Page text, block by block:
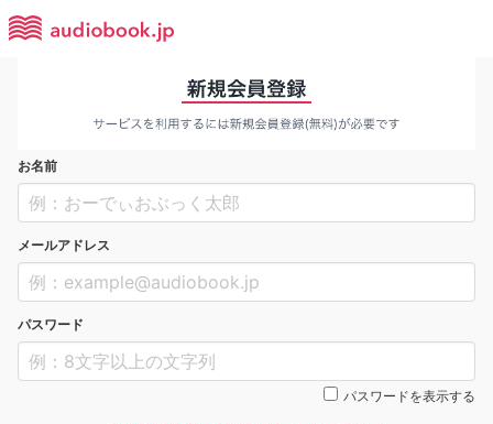
お名前
メールアドレス
パスワード
パスワードを表示する